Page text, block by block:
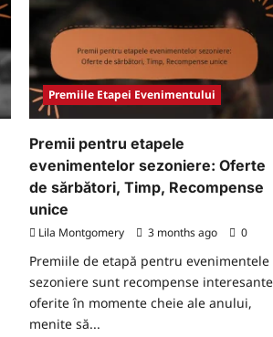
Etapele
Evenimentului
Actualizări
recente,
Cum
să
revendici,
Feedback
la
jucători
Premiile Etapei Evenimentului
Premii pentru etapele
evenimentelor sezoniere: Oferte
de sărbători, Timp, Recompense
unice
Lila Montgomery 3 months ago 0
Premiile de etapă pentru evenimentele
sezoniere sunt recompense interesante
oferite în momente cheie ale anului,
menite să...